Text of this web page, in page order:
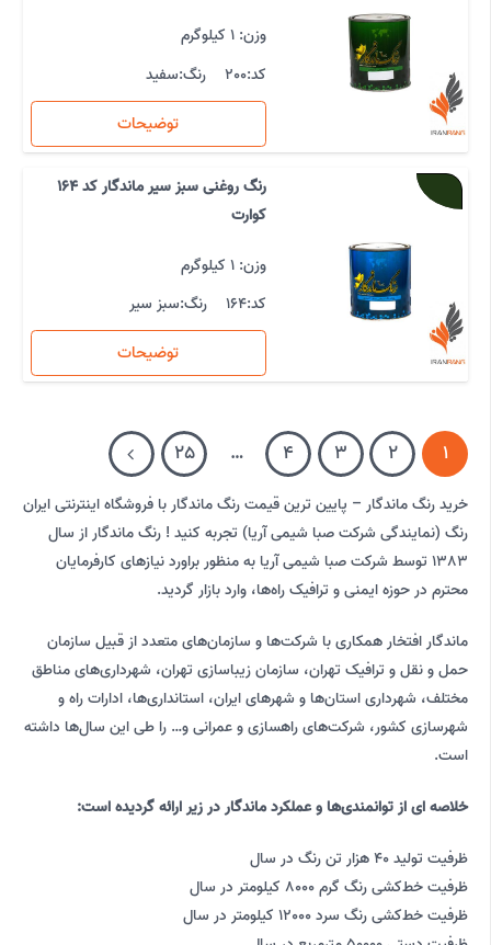
وزن: 1 کیلوگرم
کد:200 رنگ:سفید
توضیحات
رنگ روغنی سبز سیر ماندگار کد 164
کوارت
وزن: 1 کیلوگرم
کد:164 رنگ:سبز سیر
توضیحات
1
2
3
4
…
25
خرید رنگ ماندگار – پایین ترین قیمت رنگ ماندگار با فروشگاه اینترنتی ایران
رنگ (نمایندگی شرکت صبا شیمی آریا) تجربه کنید ! رنگ ماندگار از سال
1383 توسط شرکت صبا شیمی آریا به منظور براورد نیازهای کارفرمایان
محترم در حوزه ایمنی و ترافیک راه‌ها، وارد بازار گردید.
ماندگار افتخار همکاری با شرکت‌ها و سازمان‌های متعدد از قبیل سازمان
حمل و نقل و ترافیک تهران، سازمان زیباسازی تهران، شهرداری‌های مناطق
مختلف، شهرداری استان‌ها و شهرهای ایران، ‌استانداری‌ها، ادارات راه و
شهرسازی کشور، ‌شرکت‌های راهسازی و عمرانی و… را طی این سال‌ها داشته
است.
خلاصه ای از توانمندی‌‌ها و عملکرد ماندگار در زیر ارائه گردیده است:
ظرفیت تولید 40 هزار تن رنگ در سال
ظرفیت خط‌کشی رنگ گرم 8000 کیلومتر در سال
ظرفیت خط‌کشی رنگ سرد 12000 کیلومتر در سال